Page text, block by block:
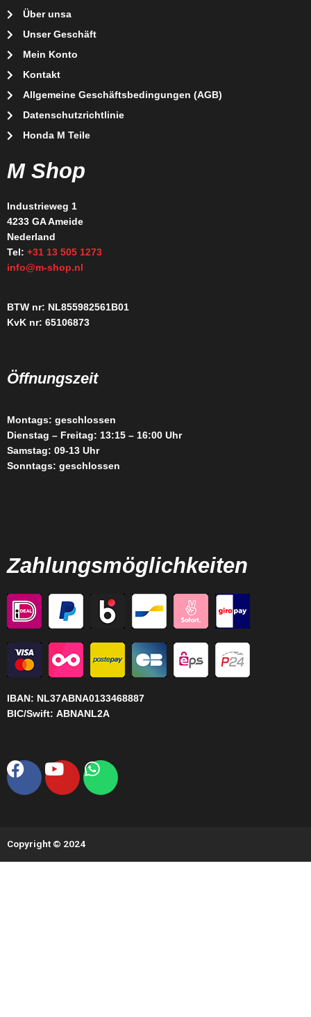
Über unsa
Unser Geschäft
Mein Konto
Kontakt
Allgemeine Geschäftsbedingungen (AGB)
Datenschutzrichtlinie
Honda M Teile
M Shop
Industrieweg 1
4233 GA Ameide
Nederland
Tel: +31 13 505 1273
info@m-shop.nl
BTW nr: NL855982561B01
KvK nr: 65106873
Öffnungszeit
Montags: geschlossen
Dienstag – Freitag: 13:15 – 16:00 Uhr
Samstag: 09-13 Uhr
Sonntags: geschlossen
Zahlungsmöglichkeiten
IBAN: NL37ABNA0133468887
BIC/Swift: ABNANL2A
Facebook
YoutubeWhatsapp
Copyright © 2024